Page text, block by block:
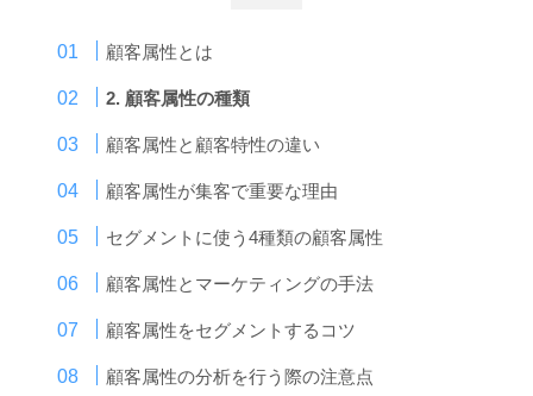
顧客属性とは
2. 顧客属性の種類
顧客属性と顧客特性の違い
顧客属性が集客で重要な理由
セグメントに使う4種類の顧客属性
顧客属性とマーケティングの手法
顧客属性をセグメントするコツ
顧客属性の分析を行う際の注意点